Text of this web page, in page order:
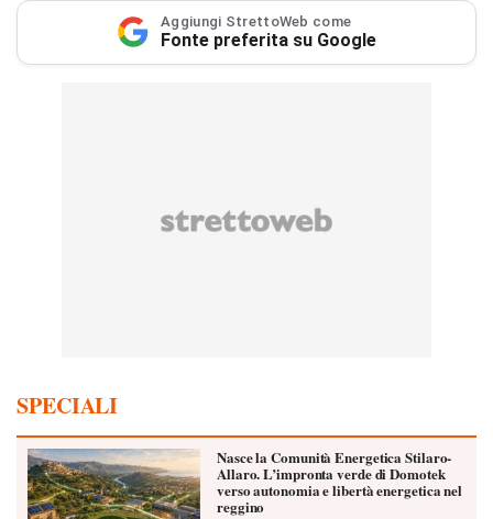
Aggiungi StrettoWeb come
Fonte preferita su Google
SPECIALI
Nasce la Comunità Energetica Stilaro-
Allaro. L’impronta verde di Domotek
verso autonomia e libertà energetica nel
reggino